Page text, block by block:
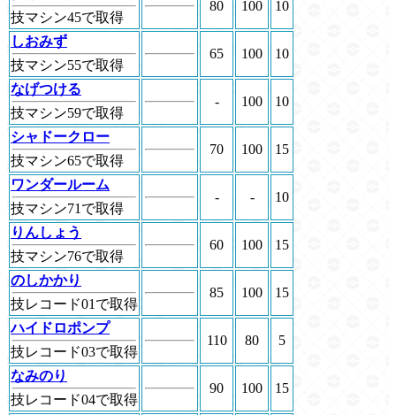
技マシン45で取得
80 100 10
しおみず
技マシン55で取得
65 100 10
なげつける
技マシン59で取得
- 100 10
シャドークロー
技マシン65で取得
70 100 15
ワンダールーム
技マシン71で取得
- - 10
りんしょう
技マシン76で取得
60 100 15
のしかかり
技レコード01で取得
85 100 15
ハイドロポンプ
技レコード03で取得
110 80 5
なみのり
技レコード04で取得
90 100 15